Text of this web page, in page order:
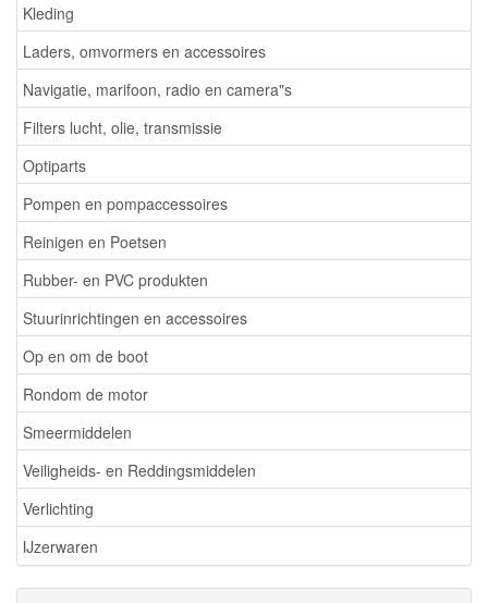
Kleding
Laders, omvormers en accessoires
Navigatie, marifoon, radio en camera"s
Filters lucht, olie, transmissie
Optiparts
Pompen en pompaccessoires
Reinigen en Poetsen
Rubber- en PVC produkten
Stuurinrichtingen en accessoires
Op en om de boot
Rondom de motor
Smeermiddelen
Veiligheids- en Reddingsmiddelen
Verlichting
IJzerwaren